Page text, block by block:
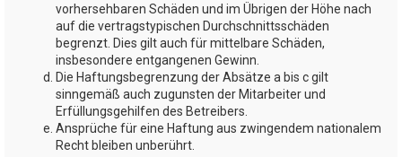
vorhersehbaren Schäden und im Übrigen der Höhe nach
auf die vertragstypischen Durchschnittsschäden
begrenzt. Dies gilt auch für mittelbare Schäden,
insbesondere entgangenen Gewinn.
Die Haftungsbegrenzung der Absätze a bis c gilt
sinngemäß auch zugunsten der Mitarbeiter und
Erfüllungsgehilfen des Betreibers.
Ansprüche für eine Haftung aus zwingendem nationalem
Recht bleiben unberührt.